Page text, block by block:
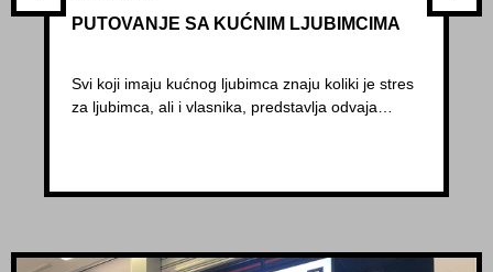
PUTOVANJE SA KUĆNIM LJUBIMCIMA
Svi koji imaju kućnog ljubimca znaju koliki je stres
za ljubimca, ali i vlasnika, predstavlja odvaja…